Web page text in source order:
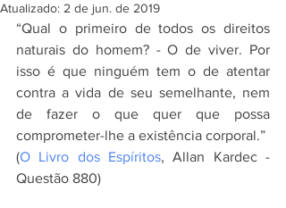
Atualizado: 2 de jun. de 2019
“Qual o primeiro de todos os direitos
naturais do homem? - O de viver. Por
isso é que ninguém tem o de atentar
contra a vida de seu semelhante, nem
de fazer o que quer que possa
comprometer-lhe a existência corporal.”
(O Livro dos Espíritos, Allan Kardec -
Questão 880)